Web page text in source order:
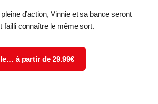
d’action, Vinnie et sa bande seront
failli connaître le même sort.
à partir de 29,99€